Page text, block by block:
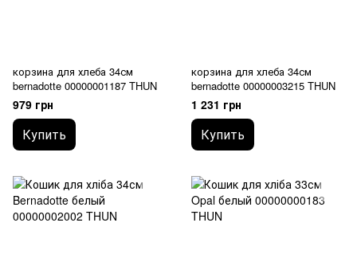
корзина для хлеба 34см
bernadotte 00000001187 THUN
979 грн
Купить
корзина для хлеба 34см
bernadotte 00000003215 THUN
1 231 грн
Купить